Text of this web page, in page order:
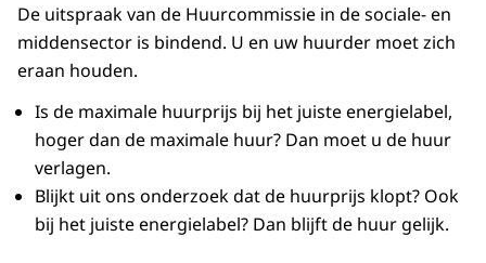
De uitspraak van de Huurcommissie in de sociale- en
middensector is bindend. U en uw huurder moet zich
eraan houden.
Is de maximale huurprijs bij het juiste energielabel,
hoger dan de maximale huur? Dan moet u de huur
verlagen.
Blijkt uit ons onderzoek dat de huurprijs klopt? Ook
bij het juiste energielabel? Dan blijft de huur gelijk.